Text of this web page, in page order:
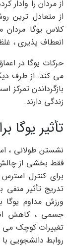
از مردان را
از متعادل ترین
کلاس یوگا
انعطاف پذیری ،
حرکات یوگا در
می کند. از طرف
بازگرداندن
زندگی دارند.
تأثیر
نشستن طولانی ،
فقط بخشی از
برای کنترل
تدریج تأثیر
ورزش مداوم
جسمی ، کاهش
تغییرات کوچک می
روابط دانشجویی